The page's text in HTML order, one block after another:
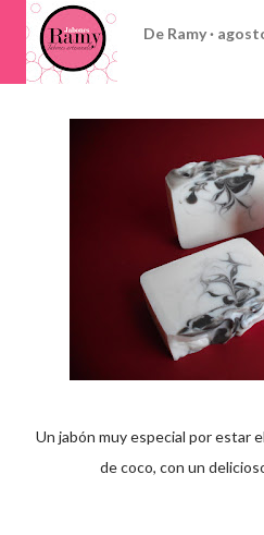
De Ramy
Un jabón muy especial por estar elaborado al 100% con aceite
de coco, con un